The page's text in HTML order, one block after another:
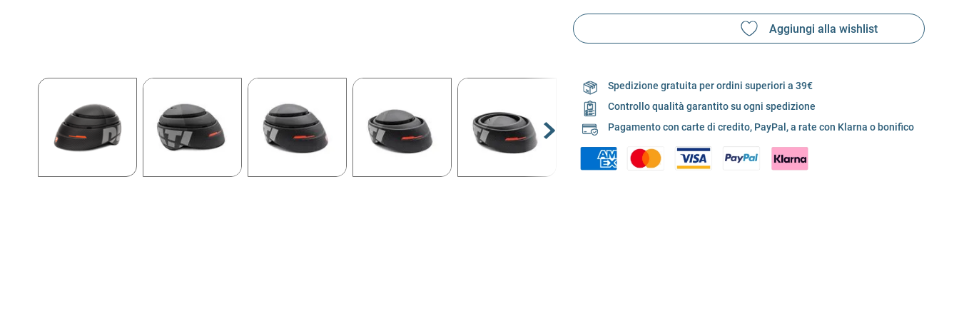
Spedizione gratuita per ordini superiori a 39€
Controllo qualità garantito su ogni spedizione
Pagamento con carte di credito, PayPal, a rate con Klarna o bonifico